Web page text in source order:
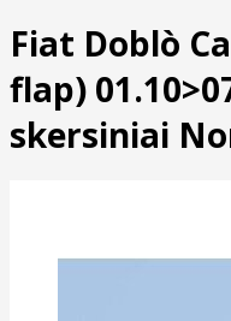
Fiat Doblò
flap)
skersiniai